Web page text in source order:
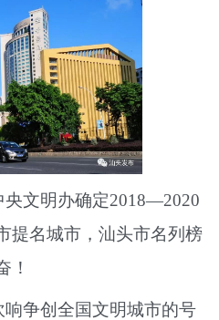
央文明办确定2018—2020
提名城市，汕头市名列榜
！
响争创全国文明城市的号